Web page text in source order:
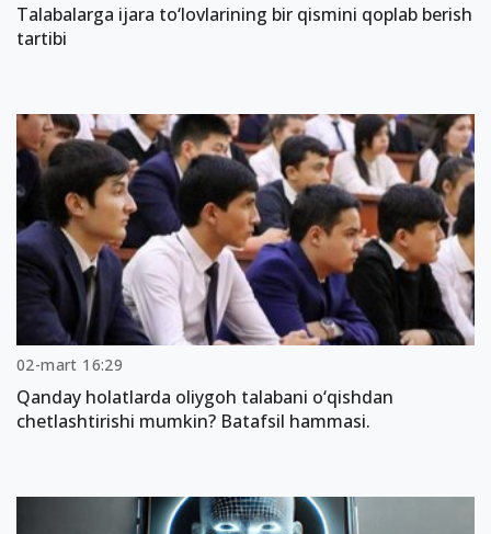
Talabalarga ijara to‘lovlarining bir qismini qoplab berish
tartibi
02-mart 16:29
Qanday holatlarda oliygoh talabani o‘qishdan
chetlashtirishi mumkin? Batafsil hammasi.